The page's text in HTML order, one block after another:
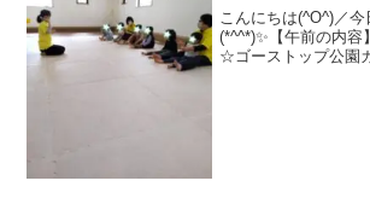
プログラム・楽
こんにちは(^O^)／
(*^^*)✨【午前の内
☆ゴーストップ公園